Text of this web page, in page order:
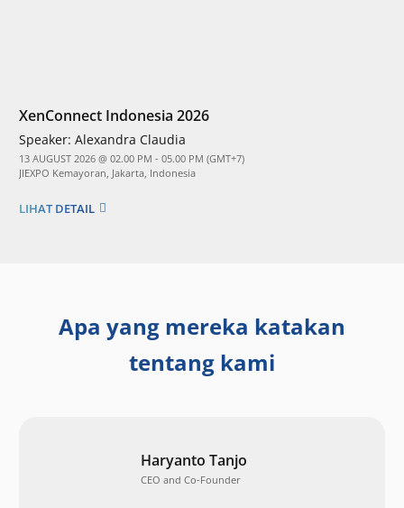
XenConnect Indonesia 2026
Speaker: Alexandra Claudia
13 AUGUST 2026 @ 02.00 PM - 05.00 PM (GMT+7)
JIEXPO Kemayoran, Jakarta, Indonesia
LIHAT DETAIL
Apa yang mereka katakan
tentang kami
Haryanto Tanjo
CEO and Co-Founder